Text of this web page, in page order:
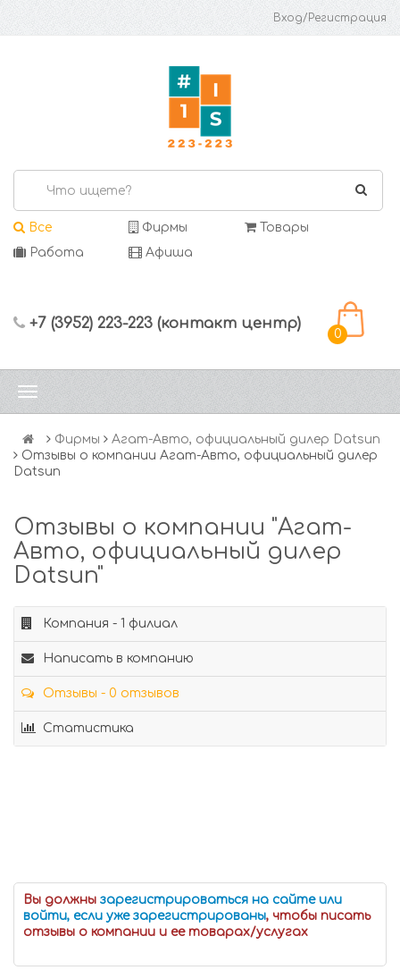
Вход/Регистрация
Все Фирмы
Товары
Работа
Афиша
+7 (3952) 223-223 (контакт центр)
0
Фирмы
Агат-Авто, официальный дилер Datsun
Отзывы о компании Агат-Авто, официальный дилер
Datsun
Отзывы о компании "Агат-
Авто, официальный дилер
Datsun"
Компания - 1 филиал
Написать в компанию
Отзывы - 0 отзывов
Статистика
Вы должны зарегистрироваться на сайте или
войти, если уже зарегистрированы, чтобы писать
отзывы о компании и ее товарах/услугах